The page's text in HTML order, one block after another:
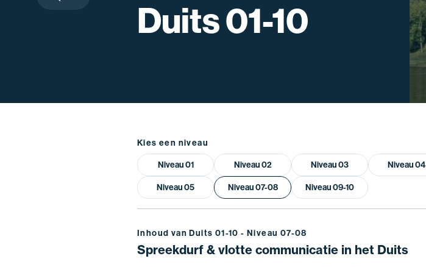
Duits 01-10
Kies een niveau
Niveau 01 Niveau 02 Niveau 03 Niveau 04
Niveau 05 Niveau 07-08 Niveau 09-10
Inhoud van Duits 01-10 - Niveau 07-08
Spreekdurf & vlotte communicatie in het Duits